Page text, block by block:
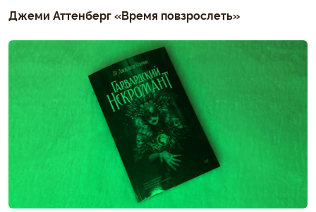
Джеми Аттенберг «Время повзрослеть»